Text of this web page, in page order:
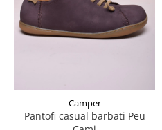
Camper
Pantofi casual barbati Peu